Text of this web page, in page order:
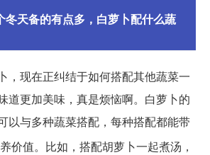
冬天备的有点多，白萝卜配什么蔬
，现在正纠结于如何搭配其他蔬菜一
道更加美味，真是烦恼啊。白萝卜的
以与多种蔬菜搭配，每种搭配都能带
价值。比如，搭配胡萝卜一起煮汤，